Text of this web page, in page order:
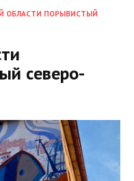
ОБЛАСТИ ПОРЫВИСТЫЙ
северо-